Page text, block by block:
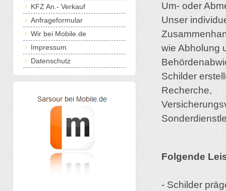
Um- oder
Unser
wie Abholung
Schilder
Recherche,
Folgende
- Schilder
KFZ An.- Verkauf
Anfrageformular
Wir bei Mobile.de
Impressum
Datenschutz